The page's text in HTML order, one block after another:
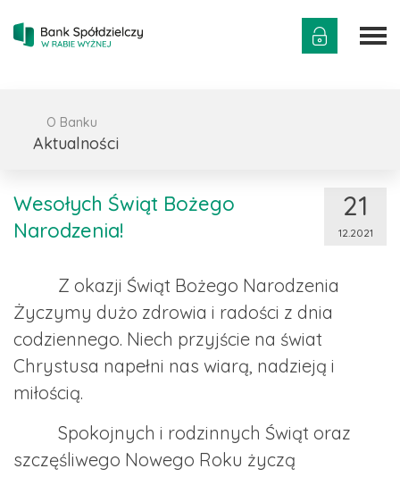
O Banku
Aktualności
Wesołych Świąt Bożego
Narodzenia!
21
12.2021
Z okazji Świąt Bożego Narodzenia
Życzymy dużo zdrowia i radości z dnia
codziennego. Niech przyjście na świat
Chrystusa napełni nas wiarą, nadzieją i
miłością.
Spokojnych i rodzinnych Świąt oraz
szczęśliwego Nowego Roku życzą